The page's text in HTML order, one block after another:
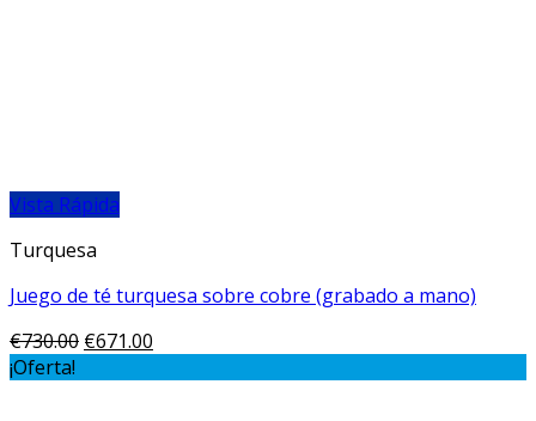
Vista Rápida
Turquesa
Juego de té turquesa sobre cobre (grabado a mano)
€730.00 €671.00
¡Oferta!